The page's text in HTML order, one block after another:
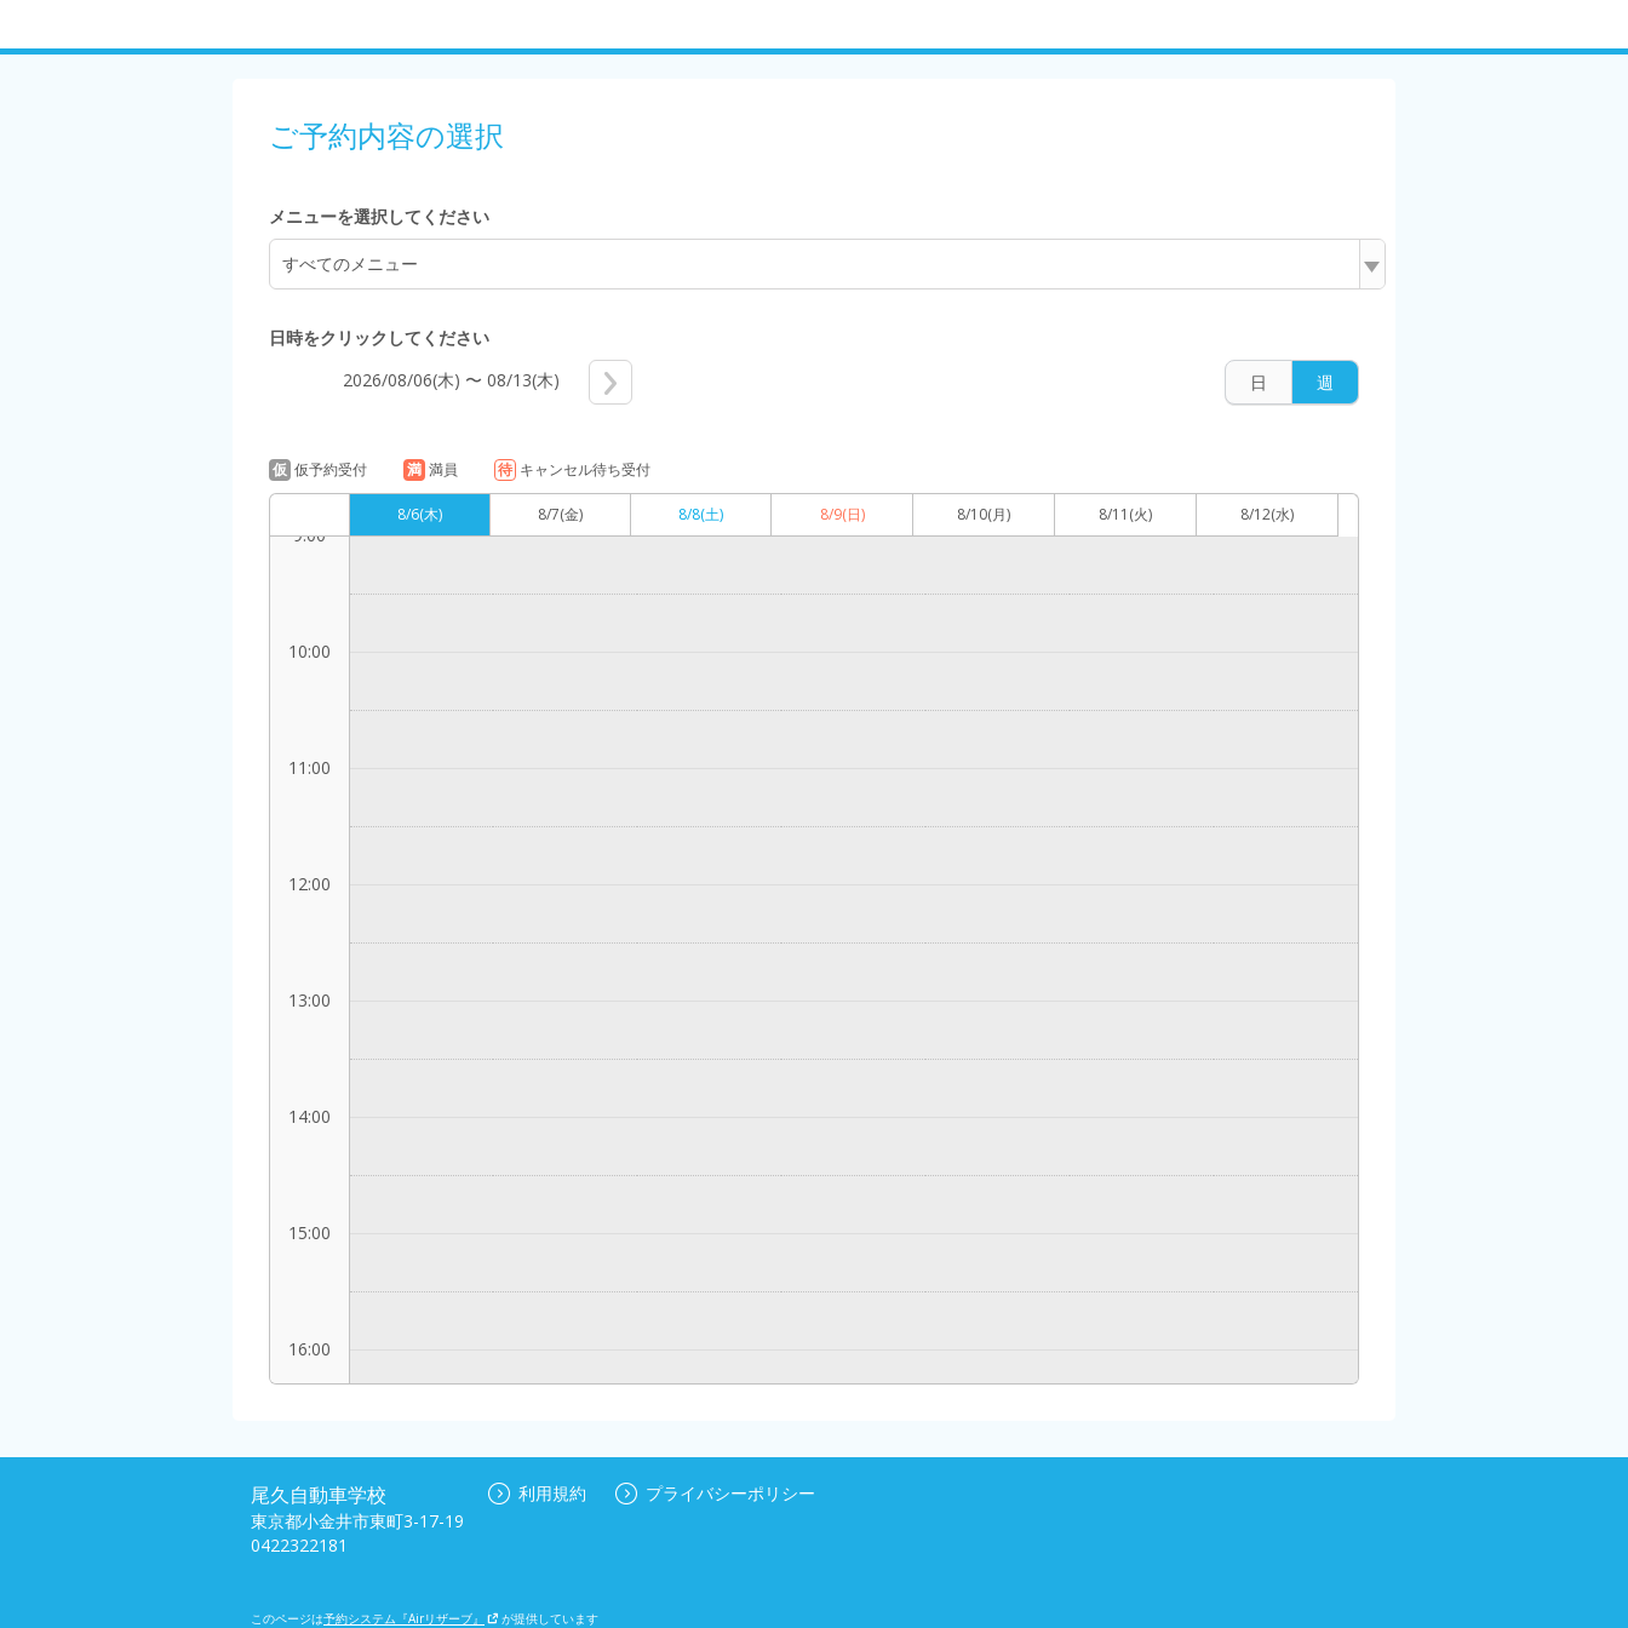
ご予約内容の選択
メニューを選択してください
すべてのメニュー
日時をクリックしてください
日
週
2026/08/06(木) 〜 08/13(木)
仮 仮予約受付 満 満員 待 キャンセル待ち受付
8/6(木) 8/7(金) 8/8(土) 8/9(日) 8/10(月) 8/11 (火) 8/12(水)
9:00
10:00
11:00
12:00
13:00
14:00
15:00
16:00
17:00
尾久自動車学校
東京都小金井市東町3-17-19
0422322181
利用規約 プライバシーポリシー
このページは予約システム『Airリザーブ』 が提供しています